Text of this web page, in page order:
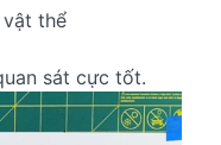
thể
sát cực tốt.